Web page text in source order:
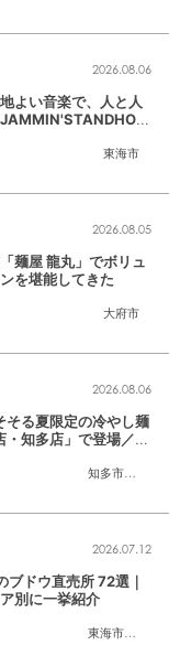
東海市
2026.08.06
よい音楽で、人と人
大府市
2026.08.05
麺屋 龍丸」でボリュ
を堪能してきた
知多市
,半田市
2026.08.06
る夏限定の冷やし麺
・知多店」で登場／ち
東海市
,大府市
2026.07.12
ブドウ直売所 72選｜
別に一挙紹介